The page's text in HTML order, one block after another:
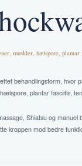
muskler, hælspore,
behandlingsform,
plantar fasciitis,
Shiatsu og
kroppen mod bedre